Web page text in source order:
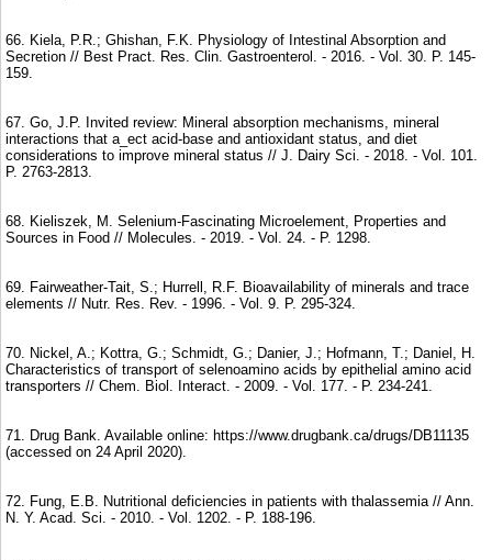
66. Kiela, P.R.; Ghishan, F.K. Physiology of Intestinal Absorption and
Secretion // Best Pract. Res. Clin. Gastroenterol. - 2016. - Vol. 30. P. 145-
159.
67. Go, J.P. Invited review: Mineral absorption mechanisms, mineral
interactions that a_ect acid-base and antioxidant status, and diet
considerations to improve mineral status // J. Dairy Sci. - 2018. - Vol. 101.
P. 2763-2813.
68. Kieliszek, M. Selenium-Fascinating Microelement, Properties and
Sources in Food // Molecules. - 2019. - Vol. 24. - P. 1298.
69. Fairweather-Tait, S.; Hurrell, R.F. Bioavailability of minerals and trace
elements // Nutr. Res. Rev. - 1996. - Vol. 9. P. 295-324.
70. Nickel, A.; Kottra, G.; Schmidt, G.; Danier, J.; Hofmann, T.; Daniel, H.
Characteristics of transport of selenoamino acids by epithelial amino acid
transporters // Chem. Biol. Interact. - 2009. - Vol. 177. - P. 234-241.
71. Drug Bank. Available online: https://www.drugbank.ca/drugs/DB11135
(accessed on 24 April 2020).
72. Fung, E.B. Nutritional deficiencies in patients with thalassemia // Ann.
N. Y. Acad. Sci. - 2010. - Vol. 1202. - P. 188-196.